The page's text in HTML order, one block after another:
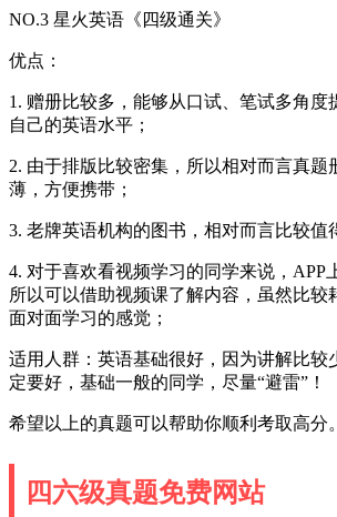
NO.3 星火英语《四级通关》
优点：
1. 赠册比较多，能够从口试、笔试多角度
自己的英语水平；
2. 由于排版比较密集，所以相对而言真题
薄，方便携带；
3. 老牌英语机构的图书，相对而言比较值
4. 对于喜欢看视频学习的同学来说，APP
所以可以借助视频课了解内容，虽然比较
面对面学习的感觉；
适用人群：英语基础很好，因为讲解比较
定要好，基础一般的同学，尽量“避雷”！
希望以上的真题可以帮助你顺利考取高分。
四六级真题免费网站